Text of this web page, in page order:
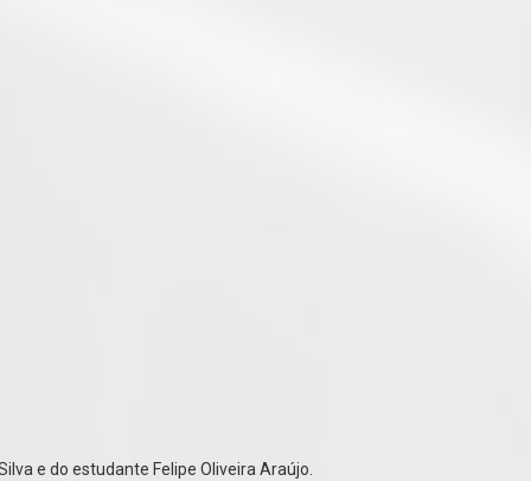
e do estudante Felipe Oliveira Araújo.